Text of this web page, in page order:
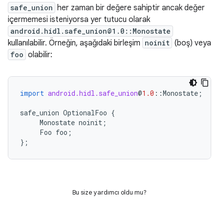
safe_union her zaman bir değere sahiptir ancak değer
içermemesi isteniyorsa yer tutucu olarak
android.hidl.safe_union@1.0::Monostate
kullanılabilir. Örneğin, aşağıdaki birleşim noinit (boş) veya
foo olabilir:
import android.hidl.safe_union@1.0 ::Monostate ;
safe_union OptionalFoo {
Monostate noinit ;
Foo foo ;
};
Bu size yardımcı oldu mu?